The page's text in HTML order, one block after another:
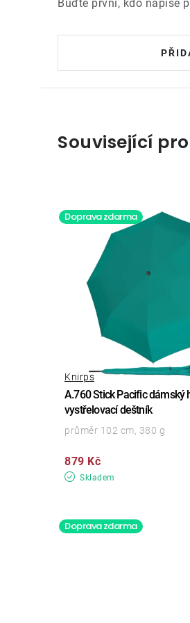
Buďte první, kdo napíše
Související
Doprava zdarma
A.760 Stick Pacific dámský
vystřelovací deštník
Knirps
Skladem
879 Kč
průměr 102 cm, 380 g
Doprava zdarma